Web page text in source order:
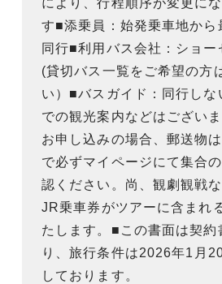
により、行程順序が変更に
す■添乗員：始発乗車地から
同行■利用バス会社：ショー
(貸切バス一覧をご希望の方
い）■バスガイド：同行しな
での観光案内などはござい
お申し込みの場合、郵送物
で必ずマイページにて集合
認ください。尚、観劇観戦
JR乗車券がツアーに含まれ
たします。■この書面は契約
り、旅行条件は2026年1月
しております。